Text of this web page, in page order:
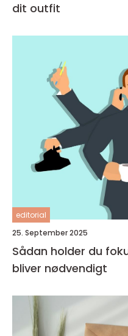
dit outfit
editorial
25. September 2025
Sådan holder du
bliver nødvendigt